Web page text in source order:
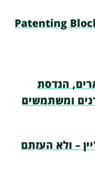
Patenting
הנדסת
ומשתמשים
– ולא העזתם